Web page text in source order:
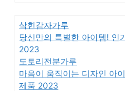
삭힌감자가루
당신만의 특별한 아이템! 인
2023
도토리전분가루
마음이 움직이는 디자인 아
제품 2023